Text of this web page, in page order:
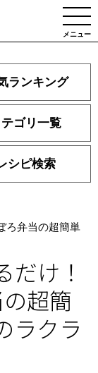
メニュー
ランキング
ゴリ一覧
シピ検索
ろ弁当の超簡単
け！
超簡
ラクラ